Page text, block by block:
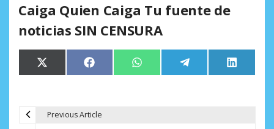
Caiga Quien Caiga Tu fuente de
noticias SIN CENSURA
Compartir
en
X
(Twitter)
Compartir
en
Facebook Compartir
en
WhatsApp Compartir
en
Telegram
en
LinkedIn
Previous Article